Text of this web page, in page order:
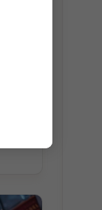
mới
phiên